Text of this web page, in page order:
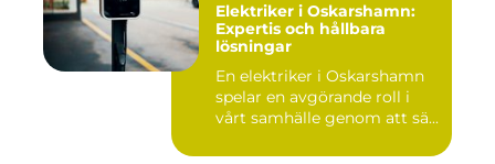
Elektriker i Oskarshamn:
Expertis och hållbara
lösningar
En elektriker i Oskarshamn
spelar en avgörande roll i
vårt samhälle genom att sä...